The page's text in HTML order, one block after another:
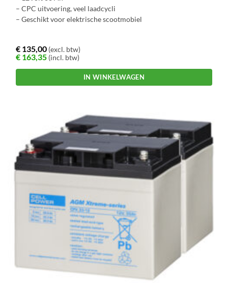
– CPC uitvoering, veel laadcycli
– Geschikt voor elektrische scootmobiel
€ 135,00 (excl. btw)
€ 163,35 (incl. btw)
IN WINKELWAGEN